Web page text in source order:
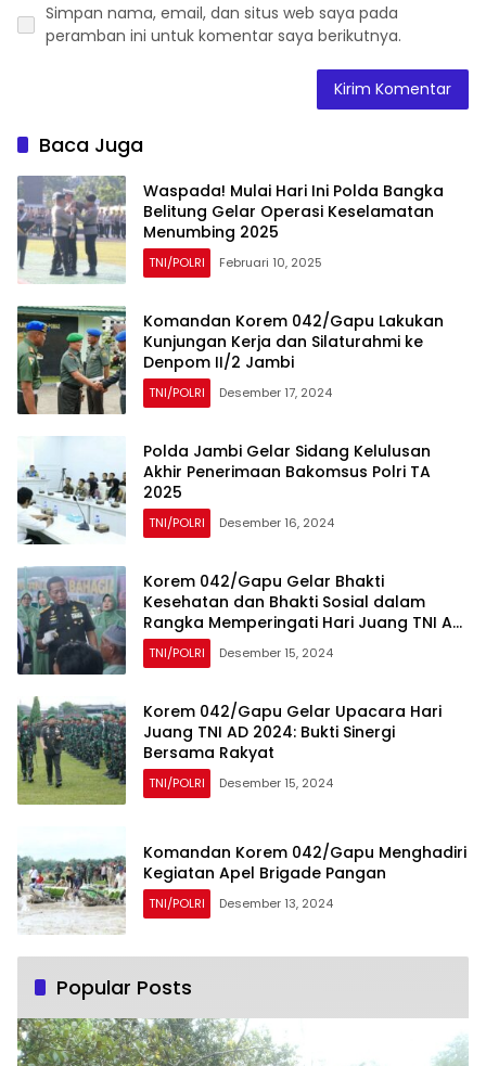
Simpan nama, email, dan situs web saya pada
peramban ini untuk komentar saya berikutnya.
Baca Juga
Waspada! Mulai Hari Ini Polda Bangka
Belitung Gelar Operasi Keselamatan
Menumbing 2025
TNI/POLRI Februari 10, 2025
Komandan Korem 042/Gapu Lakukan
Kunjungan Kerja dan Silaturahmi ke
Denpom II/2 Jambi
TNI/POLRI Desember 17, 2024
Polda Jambi Gelar Sidang Kelulusan
Akhir Penerimaan Bakomsus Polri TA
2025
TNI/POLRI Desember 16, 2024
Korem 042/Gapu Gelar Bhakti
Kesehatan dan Bhakti Sosial dalam
Rangka Memperingati Hari Juang TNI AD
Tahun 2024
TNI/POLRI Desember 15, 2024
Korem 042/Gapu Gelar Upacara Hari
Juang TNI AD 2024: Bukti Sinergi
Bersama Rakyat
TNI/POLRI Desember 15, 2024
Komandan Korem 042/Gapu Menghadiri
Kegiatan Apel Brigade Pangan
TNI/POLRI Desember 13, 2024
Popular Posts